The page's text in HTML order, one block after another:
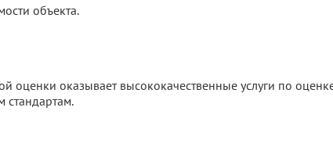
объекта.
оценки оказывает высококачественные услуги по
стандартам.